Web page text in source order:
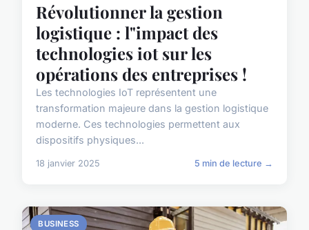
Révolutionner la gestion
logistique : l"impact des
technologies iot sur les
opérations des entreprises !
Les technologies IoT représentent une
transformation majeure dans la gestion logistique
moderne. Ces technologies permettent aux
dispositifs physiques...
18 janvier 2025 5 min de lecture →
BUSINESS